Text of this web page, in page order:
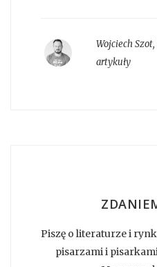
Wojciech Szot,
artykuły
Piszę o literaturze i
pisarzami i